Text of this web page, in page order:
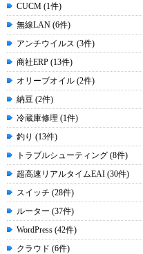
CUCM (1件)
無線LAN (6件)
アンチウイルス (3件)
商社ERP (13件)
オリーブオイル (2件)
納豆 (2件)
冷蔵庫修理 (1件)
釣り (13件)
トラブルシューティング (8件)
超高速リアルタイムEAI (30件)
スイッチ (28件)
ルーター (37件)
WordPress (42件)
クラウド (6件)